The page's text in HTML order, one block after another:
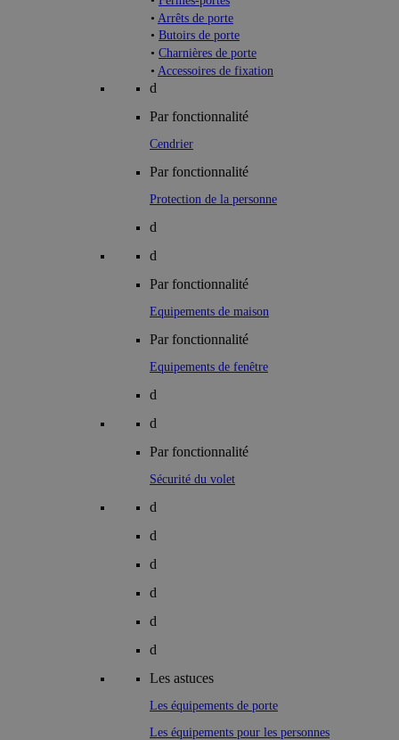
• Arrêts de porte
• Butoirs de porte
• Charnières de porte
• Accessoires de fixation
d
Par fonctionnalité
Cendrier
Par fonctionnalité
Protection de la personne
d
d
Par fonctionnalité
Equipements de maison
Par fonctionnalité
Equipements de fenêtre
d
d
Par fonctionnalité
Sécurité du volet
d
d
d
d
d
d
Les astuces
Les équipements de porte
Les équipements pour les personnes